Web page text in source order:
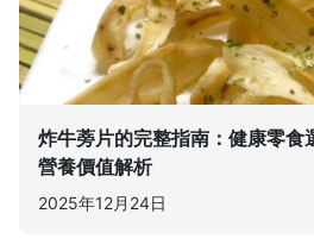
炸牛蒡片的完整指南：健康零食
營養價值解析
2025年12月24日